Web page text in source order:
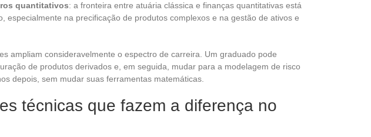
quantitativos: a fronteira entre atuária clássica e finanças quantitativas está
especialmente na precificação de produtos complexos e na gestão de ativos e
ampliam consideravelmente o espectro de carreira. Um graduado pode
de produtos derivados e, em seguida, mudar para a modelagem de risco
depois, sem mudar suas ferramentas matemáticas.
técnicas que fazem a diferença no